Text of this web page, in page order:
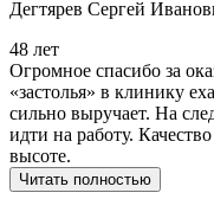
Дегтярев Сергей
48 лет
Огромное спасибо за
«застолья» в клинику
сильно выручает. На
идти на работу.
высоте.
Читать полностью